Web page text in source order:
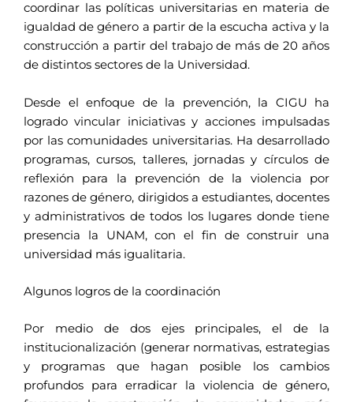
coordinar las políticas universitarias en materia de
igualdad de género a partir de la escucha activa y la
construcción a partir del trabajo de más de 20 años
de distintos sectores de la Universidad.
Desde el enfoque de la prevención, la CIGU ha
logrado vincular iniciativas y acciones impulsadas
por las comunidades universitarias. Ha desarrollado
programas, cursos, talleres, jornadas y círculos de
reflexión para la prevención de la violencia por
razones de género, dirigidos a estudiantes, docentes
y administrativos de todos los lugares donde tiene
presencia la UNAM, con el fin de construir una
universidad más igualitaria.
Algunos logros de la coordinación
Por medio de dos ejes principales, el de la
institucionalización (generar normativas, estrategias
y programas que hagan posible los cambios
profundos para erradicar la violencia de género,